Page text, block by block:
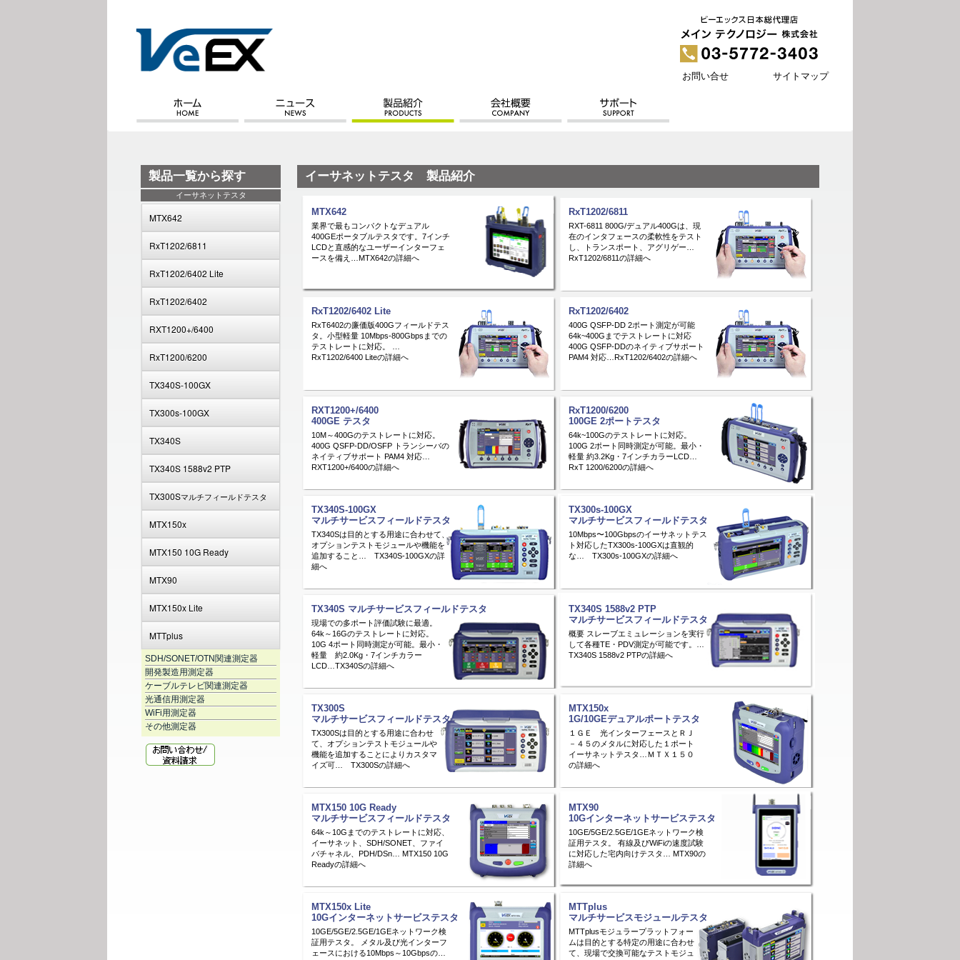
お問い合せ サイトマップ
製品一覧から探す
イーサネットテスタ
MTX642
RxT1202/6811
RxT1202/6402 Lite
RxT1202/6402
RXT1200+/6400
RxT1200/6200
TX340S-100GX
TX300s-100GX
TX340S
TX340S 1588v2 PTP
TX300Sマルチフィールドテスタ
MTX150x
MTX150 10G Ready
MTX90
MTX150x Lite
MTTplus
SDH/SONET/OTN関連測定器
開発製造用測定器
ケーブルテレビ関連測定器
光通信用測定器
WiFi用測定器
その他測定器
イーサネットテスタ 製品紹介
MTX642
業界で最もコンパクトなデュアル
400GEポータブルテスタです。7インチ
LCDと直感的なユーザーインターフェ
ースを備え…MTX642の詳細へ
RxT1202/6811
RXT-6811 800G/デュアル400Gは、現
在のインタフェースの柔軟性をテスト
し、トランスポート、アグリゲー…
RxT1202/6811の詳細へ
RxT1202/6402 Lite
RxT6402の廉価版400Gフィールドテス
タ。小型軽量 10Mbps-800Gbpsまでの
テストレートに対応。 …
RxT1202/6400 Liteの詳細へ
RxT1202/6402
400G QSFP-DD 2ポート測定が可能
64k~400Gまでテストレートに対応
400G QSFP-DDのネイティブサポート
PAM4 対応…RxT1202/6402の詳細へ
RXT1200+/6400
400GE テスタ
10M～400Gのテストレートに対応。
400G QSFP-DD/OSFP トランシーバの
ネイティブサポート PAM4 対応…
RXT1200+/6400の詳細へ
RxT1200/6200
100GE 2ポートテスタ
64k~100Gのテストレートに対応。
100G 2ポート同時測定が可能。最小・
軽量 約3.2Kg・7インチカラーLCD…
RxT 1200/6200の詳細へ
TX340S-100GX
マルチサービスフィールドテスタ
TX340Sは目的とする用途に合わせて、
オプションテストモジュールや機能を
追加すること… TX340S-100GXの詳
細へ
TX300s-100GX
マルチサービスフィールドテスタ
10Mbps〜100Gbpsのイーサネットテス
ト対応したTX300s-100GXは直観的
な… TX300s-100GXの詳細へ
TX340S マルチサービスフィールドテスタ
現場での多ポート評価試験に最適。
64k～16Gのテストレートに対応。
10G 4ポート同時測定が可能。最小・
軽量 約2.0Kg・7インチカラー
LCD…TX340Sの詳細へ
TX340S 1588v2 PTP
マルチサービスフィールドテスタ
概要 スレーブエミュレーションを実行
して各種TE・PDV測定が可能です。…
TX340S 1588v2 PTPの詳細へ
TX300S
マルチサービスフィールドテスタ
TX300Sは目的とする用途に合わせ
て、オプションテストモジュールや
機能を追加することによりカスタマ
イズ可… TX300Sの詳細へ
MTX150x
1G/10GEデュアルポートテスタ
１ＧＥ 光インターフェースとＲＪ
－４５のメタルに対応した１ポート
イーサネットテスタ…ＭＴＸ１５０
の詳細へ
MTX150 10G Ready
マルチサービスフィールドテスタ
64k～10Gまでのテストレートに対応、
イーサネット、SDH/SONET、ファイ
バチャネル、PDH/DSn… MTX150 10G
Readyの詳細へ
MTX90
10Gインターネットサービステスタ
10GE/5GE/2.5GE/1GEネットワーク検
証用テスタ。 有線及びWiFiの速度試験
に対応した宅内向けテスタ… MTX90の
詳細へ
MTX150x Lite
10Gインターネットサービステスタ
10GE/5GE/2.5GE/1GEネットワーク検
証用テスタ。 メタル及び光インターフ
ェースにおける10Mbps～10Gbpsの…
MTTplus
マルチサービスモジュールテスタ
MTTplusモジュラープラットフォー
ムは目的とする特定の用途に合わせ
て、現場で交換可能なテストモジュ